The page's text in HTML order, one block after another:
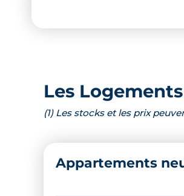
Les
(1) Les stocks et les prix
Appartements